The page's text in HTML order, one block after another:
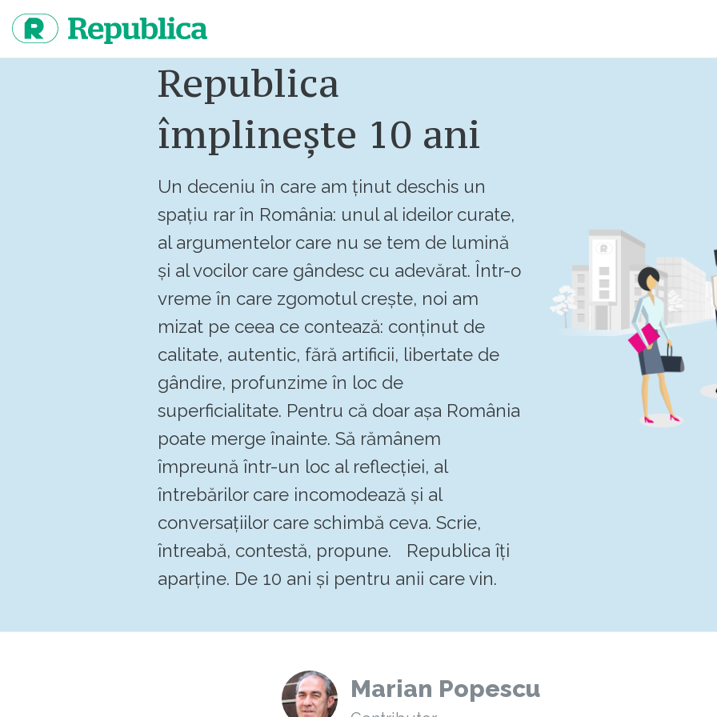
continut
Republica
împlinește 10 ani
Un deceniu în care am ținut deschis un
spațiu rar în România: unul al ideilor curate,
al argumentelor care nu se tem de lumină
și al vocilor care gândesc cu adevărat. Într-o
vreme în care zgomotul crește, noi am
mizat pe ceea ce contează: conținut de
calitate, autentic, fără artificii, libertate de
gândire, profunzime în loc de
superficialitate. Pentru că doar așa România
poate merge înainte. Să rămânem
împreună într-un loc al reflecției, al
întrebărilor care incomodează și al
conversațiilor care schimbă ceva. Scrie,
întreabă, contestă, propune. Republica îți
aparține. De 10 ani și pentru anii care vin.
Marian Popescu